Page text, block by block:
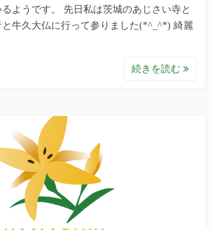
ようです。 先日私は茨城のあじさい寺と
と牛久大仏に行って参りました(*^_^*) 綺麗
続きを読む